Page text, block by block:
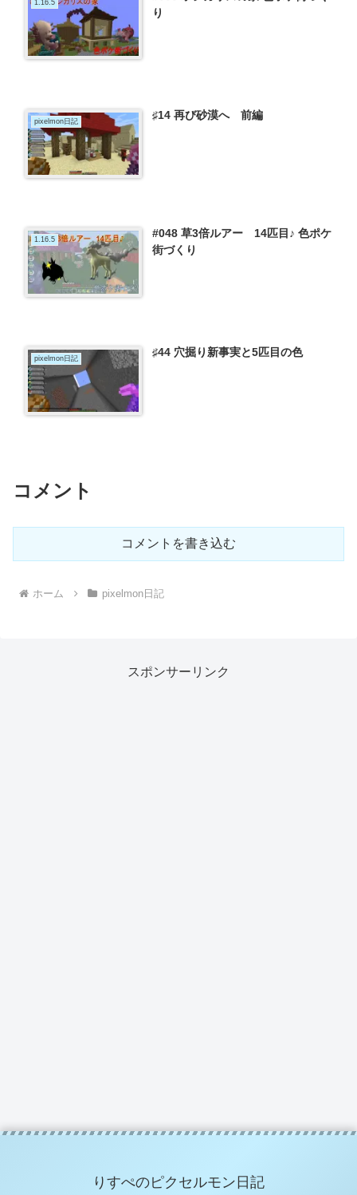
1.16.5
り
pixelmon日記 ♯14 再び砂漠へ 前編
1.16.5
#048 草3倍ルアー 14匹目♪ 色ポケ
街づくり
pixelmon日記 ♯44 穴掘り新事実と5匹目の色
コメント
コメントを書き込む
ホーム pixelmon日記
スポンサーリンク
りすぺのピクセルモン日記